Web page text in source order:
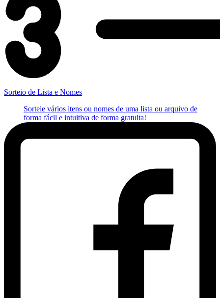
Sorteio de Lista e Nomes
Sorteie vários itens ou nomes de uma lista ou arquivo de
forma fácil e intuitiva de forma gratuita!